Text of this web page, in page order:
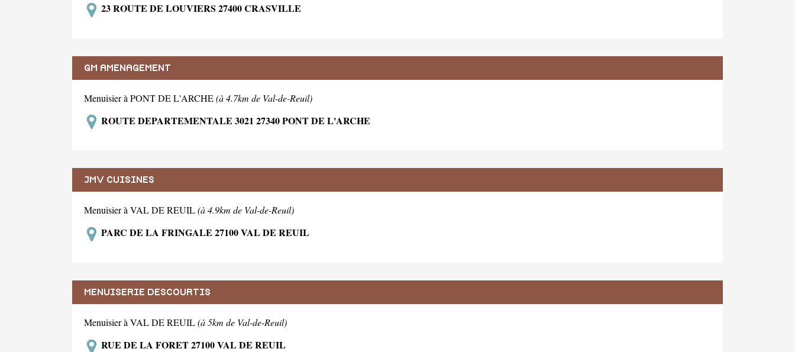
23 ROUTE DE LOUVIERS 27400 CRASVILLE
GM AMENAGEMENT
Menuisier à PONT DE L'ARCHE(à 4.7km de Val-de-Reuil)
ROUTE DEPARTEMENTALE 3021 27340 PONT DE L'ARCHE
JMV CUISINES
Menuisier à VAL DE REUIL(à 4.9km de Val-de-Reuil)
PARC DE LA FRINGALE 27100 VAL DE REUIL
MENUISERIE DESCOURTIS
Menuisier à VAL DE REUIL(à 5km de Val-de-Reuil)
RUE DE LA FORET 27100 VAL DE REUIL